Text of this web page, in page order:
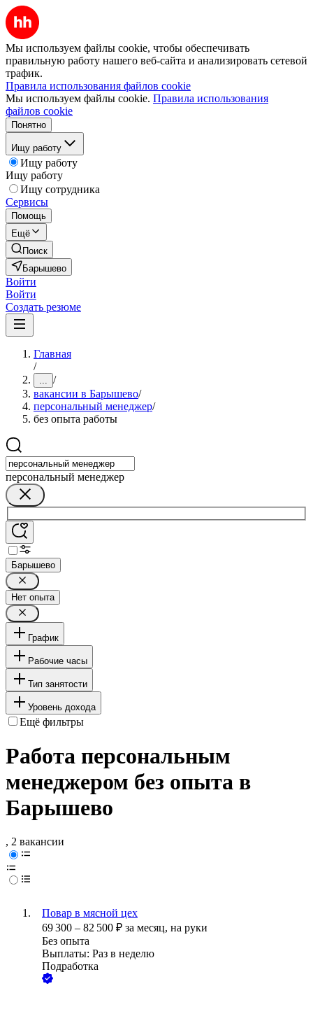
Мы используем файлы cookie, чтобы обеспечивать
правильную работу нашего веб-сайта и анализировать сетевой
трафик.
Правила использования файлов cookie
Мы используем файлы cookie. Правила использования
файлов cookie
Понятно
Ищу работу
Ищу работу
Ищу работу
Ищу сотрудника
Сервисы
Помощь
Ещё
Поиск
Барышево
Войти
Войти
Создать резюме
Главная
/
... /
вакансии в Барышево/
персональный менеджер/
без опыта работы
персональный менеджер
Барышево
Нет опыта
График
Рабочие часы
Тип занятости
Уровень дохода
Ещё фильтры
Работа персональным
менеджером без опыта в
Барышево
, 2 вакансии
Повар в мясной цех
69 300 – 82 500 ₽ за месяц, на руки
Без опыта
Выплаты: Раз в неделю
Подработка